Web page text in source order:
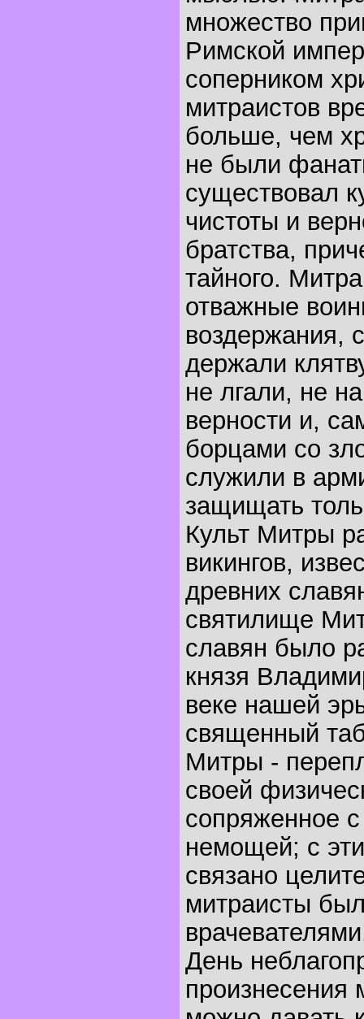
множество
Римской
соперником
митраистов
больше, чем
не были
существовал
чистоты и
братства,
тайного.
отважные
воздержания,
держали
не лгали, не
верности и,
борцами со
служили в
защищать
Культ Митры
викингов,
древних
святилище
славян было
князя
веке нашей
священный
Митры -
своей
сопряженное
немощей; с
связано
митраисты
День
произнесения